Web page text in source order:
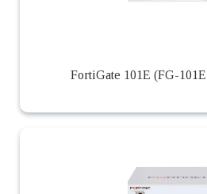
FortiGate 101E (FG-